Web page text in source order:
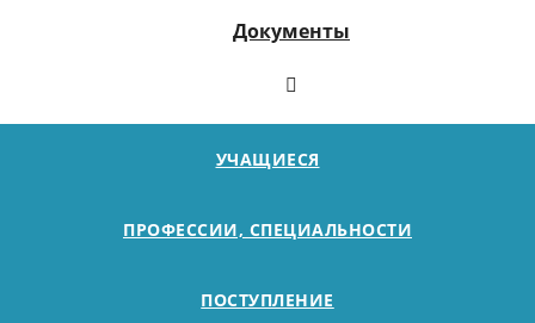
Документы
УЧАЩИЕСЯ
ПРОФЕССИИ, СПЕЦИАЛЬНОСТИ
ПОСТУПЛЕНИЕ